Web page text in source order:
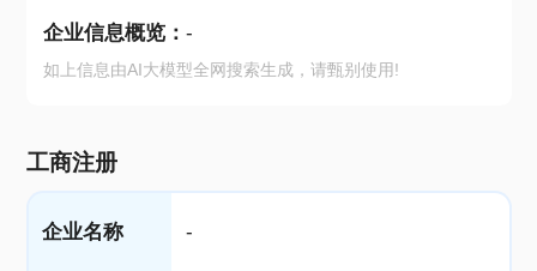
企业信息概览： -
如上信息由AI大模型全网搜索生成，请甄别使用!
工商注册
企业名称 -